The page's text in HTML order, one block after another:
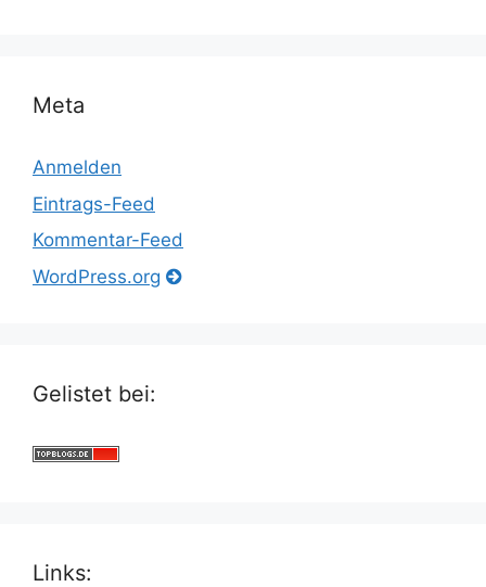
Meta
Anmelden
Eintrags-Feed
Kommentar-Feed
WordPress.org
Gelistet bei:
Links: